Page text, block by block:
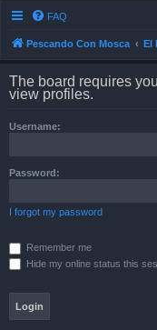
FAQ
Pescando Con Mosca El
The board requires
view profiles.
Username:
Password:
I forgot my password
Remember me
Hide my online status this